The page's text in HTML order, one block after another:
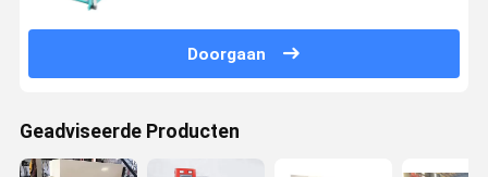
Doorgaan
Geadviseerde Producten